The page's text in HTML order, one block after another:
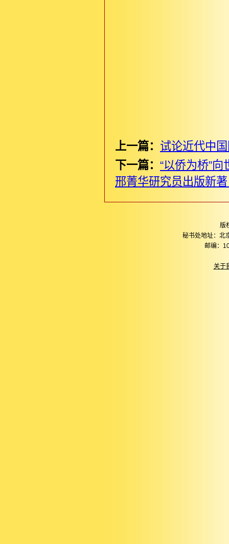
上一篇： 试论近代中
下一篇： “以侨为桥”
邢菁华研究员出版新
版
秘书处地址：北
邮编：
关于